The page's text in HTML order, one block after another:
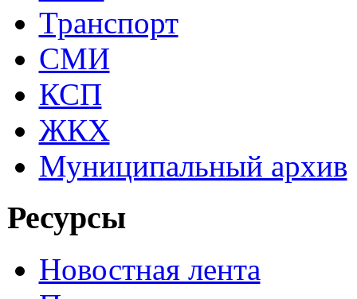
Транспорт
СМИ
КСП
ЖКХ
Муниципальный архив
Ресурсы
Новостная лента